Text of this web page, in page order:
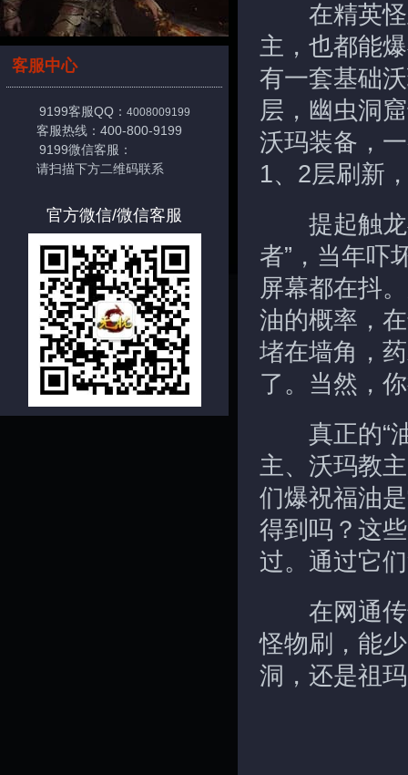
客服中心
9199客服QQ： 4008009199
客服热线：400-800-9199
9199微信客服：
请扫描下方二维码联系
官方微信/微信客服
在精英怪
主，也都能
有一套基础
层，幽虫洞
沃玛装备，
1、2层刷新
提起触龙
者”，当年吓
屏幕都在抖
油的概率，
堵在墙角，
了。当然，
真正的“油
主、沃玛教
们爆祝福油
得到吗？这
过。通过它
在网通传
怪物刷，能
洞，还是祖